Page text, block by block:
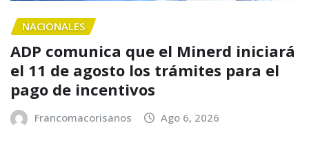
NACIONALES
ADP comunica que el Minerd iniciará
el 11 de agosto los trámites para el
pago de incentivos
Francomacorisanos Ago 6, 2026